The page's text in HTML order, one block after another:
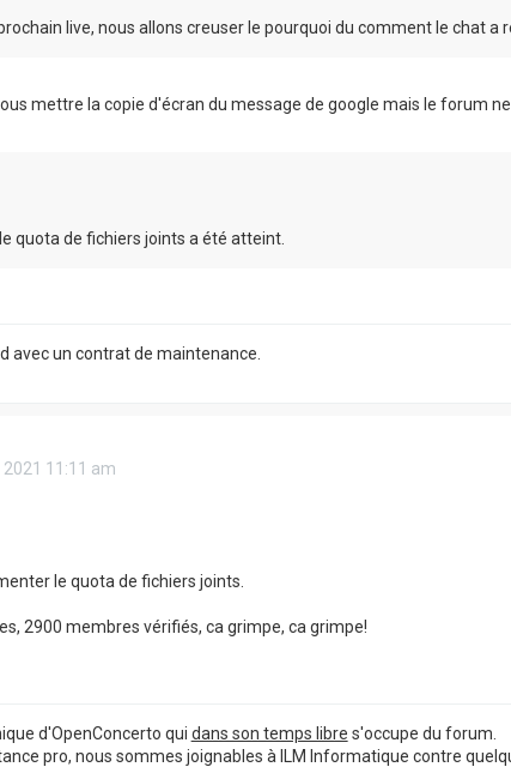
live, nous allons creuser le pourquoi du comment le chat a
mettre la copie d'écran du message de google mais le forum
quota de fichiers joints a été atteint.
avec un contrat de maintenance.
2021 11:11 am
le quota de fichiers joints.
2900 membres vérifiés, ca grimpe, ca grimpe!
d'OpenConcerto qui dans son temps libre s'occupe du forum.
pro, nous sommes joignables à ILM Informatique contre